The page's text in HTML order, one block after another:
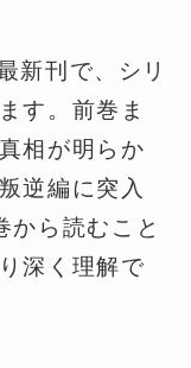
新刊で、シリ
す。前巻ま
相が明らか
逆編に突入
から読むこと
深く理解で